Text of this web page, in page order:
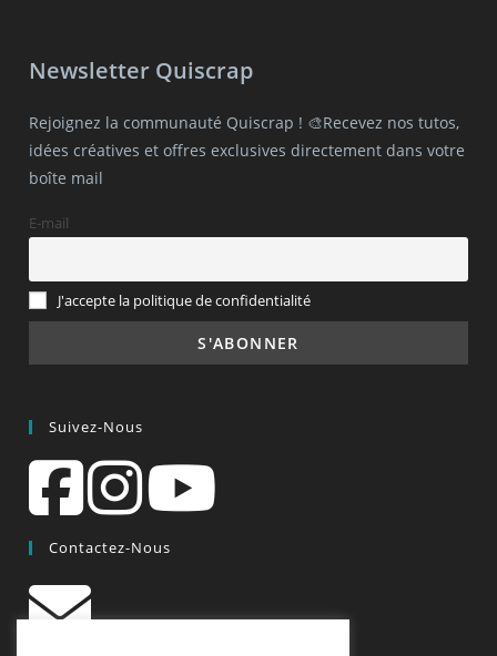
Newsletter Quiscrap
Rejoignez la communauté Quiscrap ! 🎨Recevez nos tutos,
idées créatives et offres exclusives directement dans votre
boîte mail
E-mail
J'accepte la politique de confidentialité
Suivez-Nous
Contactez-Nous
contact@quiscrap.fr